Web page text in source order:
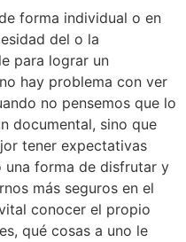
forma individual o en
del o la
para lograr un
hay problema con ver
no pensemos que lo
documental, sino que
tener expectativas
una forma de disfrutar y
más seguros en el
conocer el propio
qué cosas a uno le